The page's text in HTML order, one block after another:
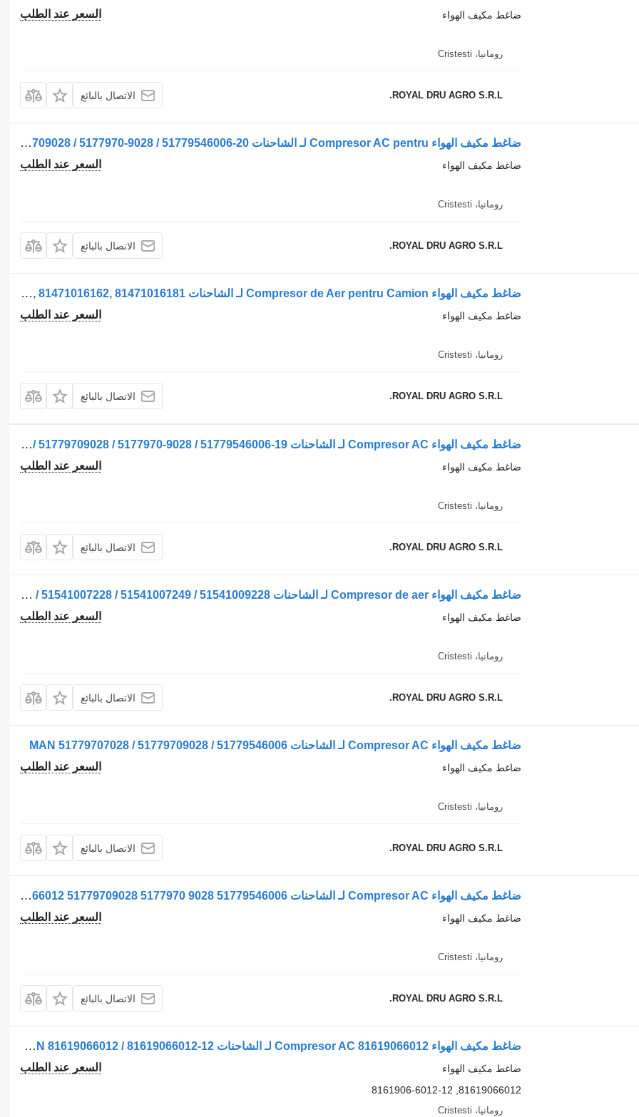
السعر عند الطلب ضاغط مكيف الهواء
رومانيا، Cristesti
ROYAL DRU AGRO S.R.L. الاتصال بالبائع
ضاغط مكيف الهواء Compresor AC pentru لـ الشاحنات MAN – Model 51779707028 / 5177970-7028 / 8161906-6012 / 81619066012 / 51779709028 / 5177970-9028 / 51779546006-20
السعر عند الطلب ضاغط مكيف الهواء
رومانيا، Cristesti
ROYAL DRU AGRO S.R.L. الاتصال بالبائع
ضاغط مكيف الهواء Compresor de Aer pentru Camion لـ الشاحنات MAN – Coduri: 51541007069, 51541007234, 81471016137, 81471016162, 81471016181
السعر عند الطلب ضاغط مكيف الهواء
رومانيا، Cristesti
ROYAL DRU AGRO S.R.L. الاتصال بالبائع
ضاغط مكيف الهواء Compresor AC لـ الشاحنات MAN 51779707028 / 5177970-7028 / 8161906-6012 / 81619066012 / 51779709028 / 5177970-9028 / 51779546006-19
السعر عند الطلب ضاغط مكيف الهواء
رومانيا، Cristesti
ROYAL DRU AGRO S.R.L. الاتصال بالبائع
ضاغط مكيف الهواء Compresor de aer لـ الشاحنات MAN 51541007115 / 51541007197 / 51541007228 / 51541007249 / 51541009228
السعر عند الطلب ضاغط مكيف الهواء
رومانيا، Cristesti
ROYAL DRU AGRO S.R.L. الاتصال بالبائع
ضاغط مكيف الهواء Compresor AC لـ الشاحنات MAN 51779707028 / 51779709028 / 51779546006
السعر عند الطلب
ضاغط مكيف الهواء
رومانيا، Cristesti
ROYAL DRU AGRO S.R.L. الاتصال بالبائع
ضاغط مكيف الهواء Compresor AC لـ الشاحنات MAN 51779707028 5177970 7028 8161906 6012 81619066012 51779709028 5177970 9028 51779546006
السعر عند الطلب ضاغط مكيف الهواء
رومانيا، Cristesti
ROYAL DRU AGRO S.R.L. الاتصال بالبائع
ضاغط مكيف الهواء Compresor AC 81619066012 لـ الشاحنات MAN 81619066012 / 81619066012-12
السعر عند الطلب
ضاغط مكيف الهواء
81619066012, 8161906-6012-12
رومانيا، Cristesti